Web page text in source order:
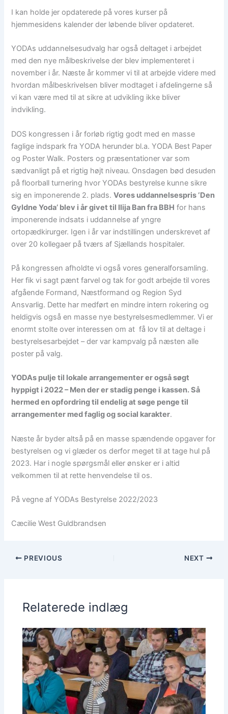
I kan holde jer opdaterede på vores kurser på
hjemmesidens kalender der løbende bliver opdateret.
YODAs uddannelsesudvalg har også deltaget i arbejdet
med den nye målbeskrivelse der blev implementeret i
november i år. Næste år kommer vi til at arbejde videre med
hvordan målbeskrivelsen bliver modtaget i afdelingerne så
vi kan være med til at sikre at udvikling ikke bliver
indvikling.
DOS kongressen i år forløb rigtig godt med en masse
faglige indspark fra YODA herunder bl.a. YODA Best Paper
og Poster Walk. Posters og præsentationer var som
sædvanligt på et rigtig højt niveau. Onsdagen bød desuden
på floorball turnering hvor YODAs bestyrelse kunne sikre
sig en imponerende 2. plads.Vores uddannelsespris ‘Den
Gyldne Yoda’ blev i år givet til Ilija Ban fra BBH for hans
imponerende indsats i uddannelse af yngre
ortopædkirurger. Igen i år var indstillingen underskrevet af
over 20 kollegaer på tværs af Sjællands hospitaler.
På kongressen afholdte vi også vores generalforsamling.
Her fik vi sagt pænt farvel og tak for godt arbejde til vores
afgående Formand, Næstformand og Region Syd
Ansvarlig. Dette har medført en mindre intern rokering og
heldigvis også en masse nye bestyrelsesmedlemmer. Vi er
enormt stolte over interessen om at få lov til at deltage i
bestyrelsesarbejdet – der var kampvalg på næsten alle
poster på valg.
YODAs pulje til lokale arrangementer er også søgt
hyppigt i 2022 – Men der er stadig penge i kassen. Så
hermed en opfordring til endelig at søge penge til
arrangementer med faglig og social karakter.
Næste år byder altså på en masse spændende opgaver for
bestyrelsen og vi glæder os derfor meget til at tage hul på
2023. Har i nogle spørgsmål eller ønsker er i altid
velkommen til at rette henvendelse til os.
På vegne af YODAs Bestyrelse 2022/2023
Cæcilie West Guldbrandsen
PREVIOUS NEXT
Relaterede indlæg